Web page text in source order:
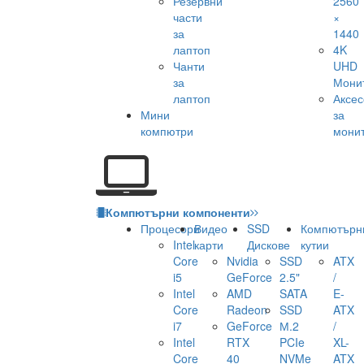
части
за
лаптоп
Чанти
за
лаптоп
Мини
компютри
×
1440
4K
UHD
за
Компютърни компоненти
Процесори
Intel
Core
i5
Intel
Core
i7
Intel
Core
Видео
карти
Nvidia
GeForce
AMD
Radeon
GeForce
RTX
40
SSD
Дискове
SSD
2.5"
SATA
SSD
М.2
PCIe
NVMe
кутии
ATX
/
E-
ATX
/
XL-
ATX